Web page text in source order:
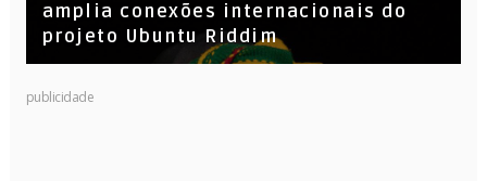
amplia conexões internacionais do
projeto Ubuntu Riddim
publicidade